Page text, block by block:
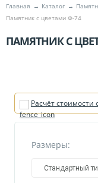
Главная Каталог
Памятник с цветами Ф-74
ПАМЯТНИК С
Расчёт стоимости
Размеры:
Стандартный